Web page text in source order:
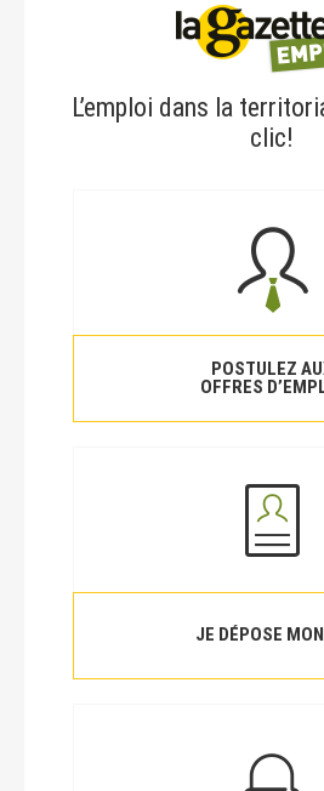
L’emploi dans la
clic!
POSTULEZ
OFFRES
JE DÉPOSE